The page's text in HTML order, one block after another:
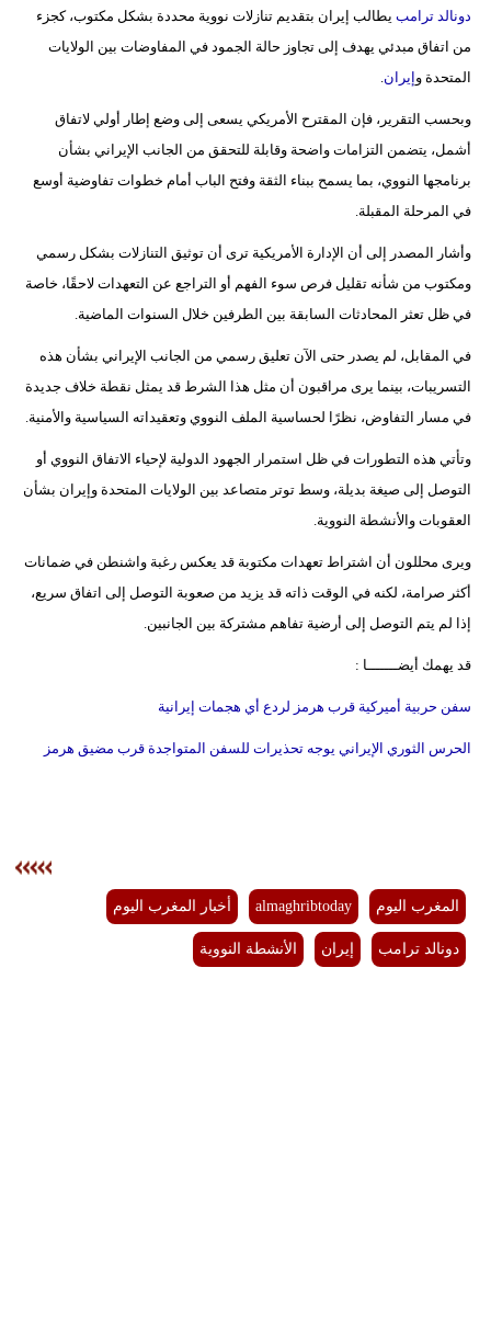
مرأة
وتكنولوجيا
مدوَّنات
فيديو
سيارات
دونالد ترامب يطالب إيران بتقديم تنازلات نووية محددة بشكل مكتوب، كجزء
من اتفاق مبدئي يهدف إلى تجاوز حالة الجمود في المفاوضات بين الولايات
المتحدة و إيران.
وبحسب التقرير، فإن المقترح الأمريكي يسعى إلى وضع إطار أولي لاتفاق
أشمل، يتضمن التزامات واضحة وقابلة للتحقق من الجانب الإيراني بشأن
برنامجها النووي، بما يسمح ببناء الثقة وفتح الباب أمام خطوات تفاوضية أوسع
في المرحلة المقبلة.
وأشار المصدر إلى أن الإدارة الأمريكية ترى أن توثيق التنازلات بشكل رسمي
ومكتوب من شأنه تقليل فرص سوء الفهم أو التراجع عن التعهدات لاحقًا، خاصة
في ظل تعثر المحادثات السابقة بين الطرفين خلال السنوات الماضية.
في المقابل، لم يصدر حتى الآن تعليق رسمي من الجانب الإيراني بشأن هذه
التسريبات، بينما يرى مراقبون أن مثل هذا الشرط قد يمثل نقطة خلاف جديدة
في مسار التفاوض، نظرًا لحساسية الملف النووي وتعقيداته السياسية والأمنية.
وتأتي هذه التطورات في ظل استمرار الجهود الدولية لإحياء الاتفاق النووي أو
التوصل إلى صيغة بديلة، وسط توتر متصاعد بين الولايات المتحدة وإيران بشأن
العقوبات والأنشطة النووية.
ويرى محللون أن اشتراط تعهدات مكتوبة قد يعكس رغبة واشنطن في ضمانات
أكثر صرامة، لكنه في الوقت ذاته قد يزيد من صعوبة التوصل إلى اتفاق سريع،
إذا لم يتم التوصل إلى أرضية تفاهم مشتركة بين الجانبين.
قد يهمك أيضـــــــا :
سفن حربية أميركية قرب هرمز لردع أي هجمات إيرانية
الحرس الثوري الإيراني يوجه تحذيرات للسفن المتواجدة قرب مضيق هرمز
المغرب اليوم almaghribtoday أخبار المغرب اليوم
دونالد ترامب إيران الأنشطة النووية